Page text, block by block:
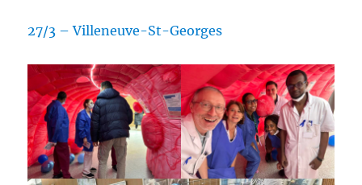
27/3 – Villeneuve-St-Georges